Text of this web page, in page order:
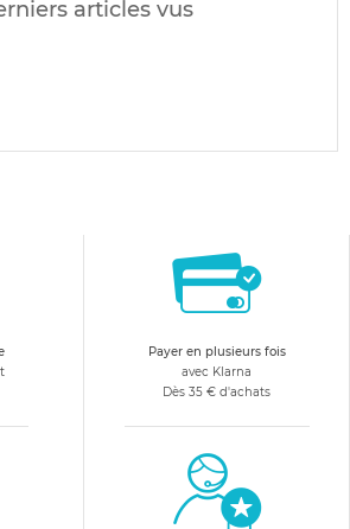
articles vus
Payer en plusieurs fois
avec Klarna
Dès 35 € d'achats